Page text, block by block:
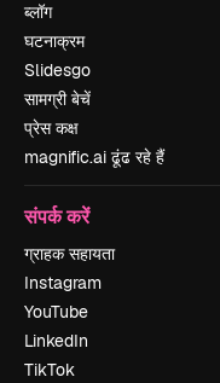
ब्लॉग
घटनाक्रम
Slidesgo
सामग्री बेचें
प्रेस कक्ष
magnific.ai ढूंढ रहे हैं
संपर्क करें
ग्राहक सहायता
Instagram
YouTube
LinkedIn
TikTok